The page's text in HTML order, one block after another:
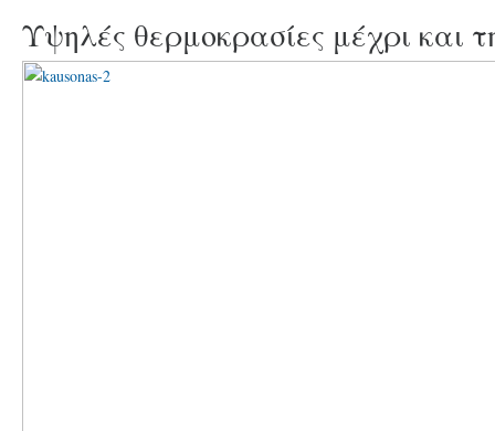
Υψηλές θερμοκρασίες μέχρι και